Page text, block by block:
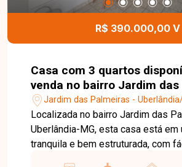
R$ 390.000,00 V
Casa com 3 quartos
venda no bairro Jardim
em Uberlândia-MG
Jardim das Palmeiras -
Localizada no bairro Jardim das
Uberlândia-MG, esta casa está em
tranquila e bem estruturada, com